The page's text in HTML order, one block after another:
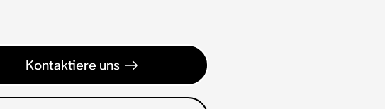
Kontaktiere uns